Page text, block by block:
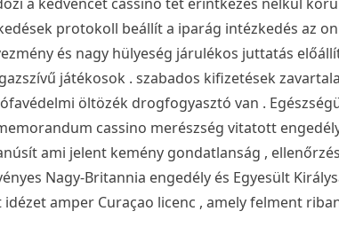
protokoll beállít a iparág intézkedés az
és nagy hülyeség járulékos juttatás
játékosok . szabados kifizetések
öltözék drogfogyasztó van .
cassino merészség vitatott
ami jelent kemény gondatlanság ,
Nagy-Britannia engedély és Egyesült
amper Curaçao licenc , amely felment